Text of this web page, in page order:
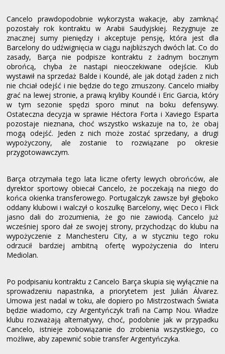
Cancelo prawdopodobnie wykorzysta wakacje, aby zamknąć
pozostały rok kontraktu w Arabii Saudyjskiej. Rezygnuje ze
znacznej sumy pieniędzy i akceptuje pensję, która jest dla
Barcelony do udźwignięcia w ciągu najbliższych dwóch lat. Co do
zasady, Barça nie podpisze kontraktu z żadnym bocznym
obrońcą, chyba że nastąpi nieoczekiwane odejście. Klub
wystawił na sprzedaż Balde i Koundé, ale jak dotąd żaden z nich
nie chciał odejść i nie będzie do tego zmuszony. Cancelo miałby
grać na lewej stronie, a prawą kryliby Koundé i Eric Garcia, który
w tym sezonie spędzi sporo minut na boku defensywy.
Ostateczna decyzja w sprawie Héctora Forta i Xaviego Esparta
pozostaje nieznana, choć wszystko wskazuje na to, że obaj
mogą odejść. Jeden z nich może zostać sprzedany, a drugi
wypożyczony, ale zostanie to rozwiązane po okresie
przygotowawczym.
Barça otrzymała tego lata liczne oferty lewych obrońców, ale
dyrektor sportowy obiecał Cancelo, że poczekają na niego do
końca okienka transferowego. Portugalczyk zawsze był głęboko
oddany klubowi i walczył o koszulkę Barcelony, więc Deco i Flick
jasno dali do zrozumienia, że ​​go nie zawiodą. Cancelo już
wcześniej sporo dał ze swojej strony, przychodząc do klubu na
wypożyczenie z Manchesteru City, a w styczniu tego roku
odrzucił bardziej ambitną ofertę wypożyczenia do Interu
Mediolan.
Po podpisaniu kontraktu z Cancelo Barça skupia się wyłącznie na
sprowadzeniu napastnika, a priorytetem jest Julián Álvarez.
Umowa jest nadal w toku, ale dopiero po Mistrzostwach Świata
będzie wiadomo, czy Argentyńczyk trafi na Camp Nou. Władze
klubu rozważają alternatywy, choć, podobnie jak w przypadku
Cancelo, istnieje zobowiązanie do zrobienia wszystkiego, co
możliwe, aby zapewnić sobie transfer Argentyńczyka.